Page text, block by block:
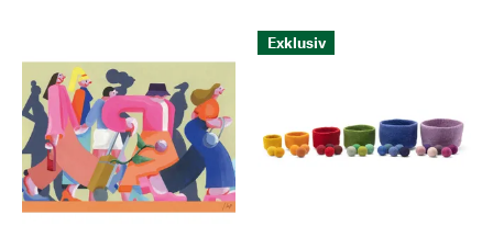
Exklusiv